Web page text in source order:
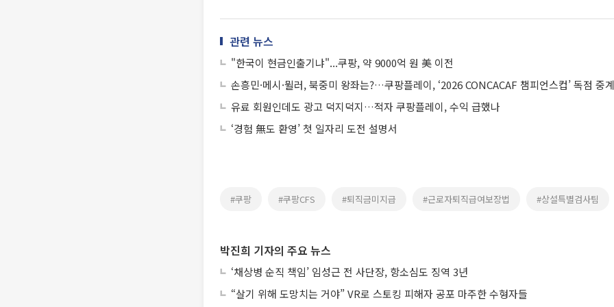
관련 뉴스
"한국이 현금인출기냐"...쿠팡, 약 9000억 원 美 이전
손흥민·메시·뮐러, 북중미 왕좌는?…쿠팡플레이, ‘2026 CONCACAF 챔피언스컵’ 독점 중계
유료 회원인데도 광고 덕지덕지…적자 쿠팡플레이, 수익 급했나
‘경험 無도 환영’ 첫 일자리 도전 설명서
#쿠팡 #쿠팡CFS #퇴직금미지급 #근로자퇴직급여보장법 #상설특별검사팀
박진희 기자의 주요 뉴스
‘채상병 순직 책임’ 임성근 전 사단장, 항소심도 징역 3년
“살기 위해 도망치는 거야” VR로 스토킹 피해자 공포 마주한 수형자들